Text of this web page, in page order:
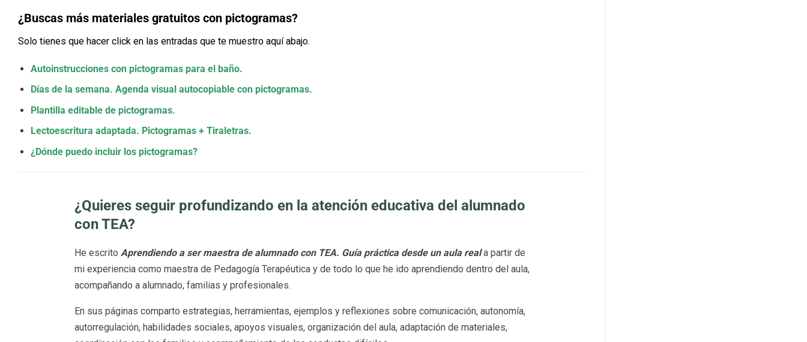
¿Buscas más materiales gratuitos con pictogramas?
Solo tienes que hacer click en las entradas que te muestro aquí abajo.
Autoinstrucciones con pictogramas para el baño.
Días de la semana. Agenda visual autocopiable con pictogramas.
Plantilla editable de pictogramas.
Lectoescritura adaptada. Pictogramas + Tiraletras.
¿Dónde puedo incluir los pictogramas?
¿Quieres seguir profundizando en la atención educativa del alumnado
con TEA?
He escrito Aprendiendo a ser maestra de alumnado con TEA. Guía práctica desde un aula reala partir de
mi experiencia como maestra de Pedagogía Terapéutica y de todo lo que he ido aprendiendo dentro del aula,
acompañando a alumnado, familias y profesionales.
En sus páginas comparto estrategias, herramientas, ejemplos y reflexiones sobre comunicación, autonomía,
autorregulación, habilidades sociales, apoyos visuales, organización del aula, adaptación de materiales,